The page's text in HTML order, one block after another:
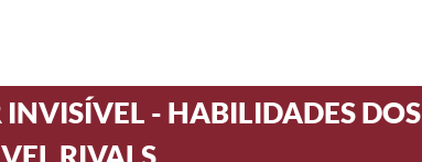
- HABILIDADES DOS